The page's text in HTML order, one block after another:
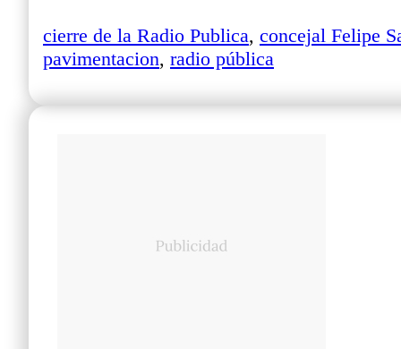
cierre de la Radio Publica, concejal Felipe
pavimentacion, radio pública